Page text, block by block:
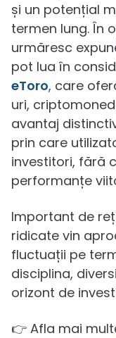
și un potențial
termen lung. În
urmăresc
pot lua în
eToro, care
uri,
avantaj
prin care
investitori, fără
performanțe
Important de
ridicate vin
fluctuații pe
disciplina,
orizont de
👉 Afla mai